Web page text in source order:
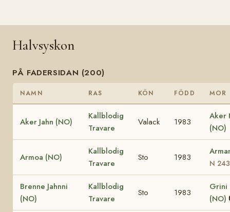
Halvsyskon
PÅ FADERSIDAN (200)
NAMN RAS KÖN FÖDD MOR
Aker Jahn (NO)
Kallblodig
Travare
Valack 1983
Aker
(NO)
Armoa (NO)
Kallblodig
Travare
Sto 1983
N
Brenne Jahnni
(NO)
Kallblodig
Travare
Sto 1983
Grini
(NO)